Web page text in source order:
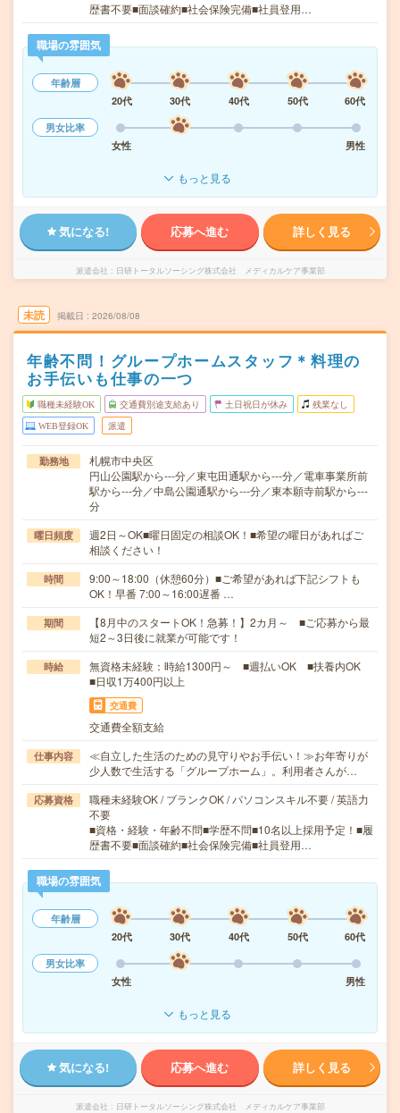
歴書不要■面談確約■社会保険完備■社員登用…
職場の雰囲気
年齢層
20代
30代 40代 50代
60代
男女比率
女性
男性
もっと見る
気になる! 応募へ進む 詳しく見る
派遣会社 日研トータルソーシング株式会社 メディカルケア事業部
未読 掲載日 2026/08/08
年齢不問！グループホームスタッフ＊料理の
お手伝いも仕事の一つ
職種未経験OK 交通費別途支給あり 土日祝日が休み 残業なし
WEB登録OK 派遣
勤務地
札幌市中央区
円山公園駅から---分／東屯田通駅から---分／電車事業所前
駅から---分／中島公園通駅から---分／東本願寺前駅から---
分
曜日頻度
週2日～OK■曜日固定の相談OK！■希望の曜日があればご
相談ください！
時間
9:00～18:00（休憩60分）■ご希望があれば下記シフトも
OK！早番 7:00～16:00遅番 …
期間
【8月中のスタートOK！急募！】2カ月～ ■ご応募から最
短2～3日後に就業が可能です！
時給
無資格未経験：時給1300円～ ■週払いOK ■扶養内OK
■日収1万400円以上
交通費
交通費全額支給
仕事内容
≪自立した生活のための見守りやお手伝い！≫お年寄りが
少人数で生活する「グループホーム」。利用者さんが…
応募資格
職種未経験OK / ブランクOK / パソコンスキル不要 / 英語力
不要
■資格・経験・年齢不問■学歴不問■10名以上採用予定！■履
歴書不要■面談確約■社会保険完備■社員登用…
職場の雰囲気
年齢層
20代
30代 40代 50代
60代
男女比率
女性
男性
もっと見る
気になる! 応募へ進む 詳しく見る
派遣会社 日研トータルソーシング株式会社 メディカルケア事業部